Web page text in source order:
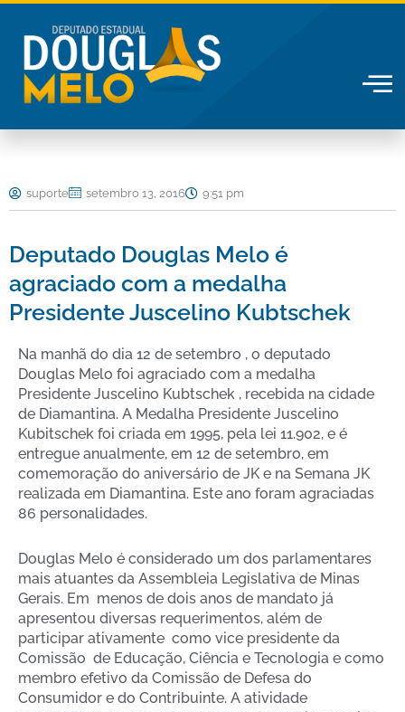
conteúdo
suporte setembro 13, 2016 9:51 pm
Deputado Douglas Melo é
agraciado com a medalha
Presidente Juscelino Kubtschek
Na manhã do dia 12 de setembro , o deputado
Douglas Melo foi agraciado com a medalha
Presidente Juscelino Kubtschek , recebida na cidade
de Diamantina. A Medalha Presidente Juscelino
Kubitschek foi criada em 1995, pela lei 11.902, e é
entregue anualmente, em 12 de setembro, em
comemoração do aniversário de JK e na Semana JK
realizada em Diamantina. Este ano foram agraciadas
86 personalidades.
Douglas Melo é considerado um dos parlamentares
mais atuantes da Assembleia Legislativa de Minas
Gerais. Em menos de dois anos de mandato já
apresentou diversas requerimentos, além de
participar ativamente como vice presidente da
Comissão de Educação, Ciência e Tecnologia e como
membro efetivo da Comissão de Defesa do
Consumidor e do Contribuinte. A atividade